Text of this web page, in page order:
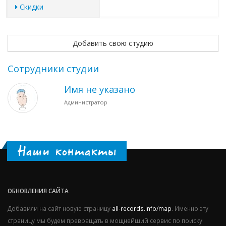
Скидки
Добавить свою студию
Сотрудники студии
Имя не указано
Администратор
Наши контакты
ОБНОВЛЕНИЯ САЙТА
Добавили на сайт новую страницу all-records.info/map. Именно эту
страницу мы будем превращать в мощнейший сервис по поиску